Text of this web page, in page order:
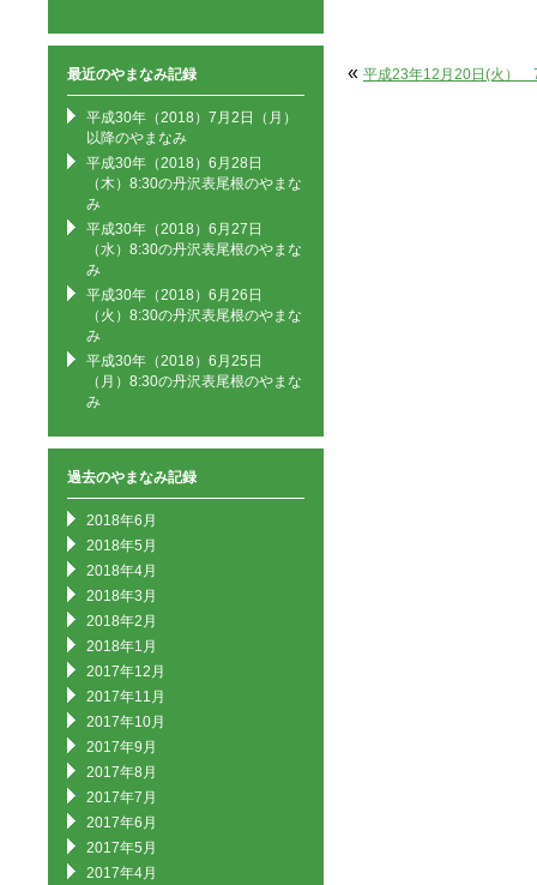
最近のやまなみ記録
平成30年（2018）7月2日（月）
以降のやまなみ
平成30年（2018）6月28日
（木）8:30の丹沢表尾根のやまな
み
平成30年（2018）6月27日
（水）8:30の丹沢表尾根のやまな
み
平成30年（2018）6月26日
（火）8:30の丹沢表尾根のやまな
み
平成30年（2018）6月25日
（月）8:30の丹沢表尾根のやまな
み
過去のやまなみ記録
2018年6月
2018年5月
2018年4月
2018年3月
2018年2月
2018年1月
2017年12月
2017年11月
2017年10月
2017年9月
2017年8月
2017年7月
2017年6月
2017年5月
2017年4月
« 平成23年12月20日(火）